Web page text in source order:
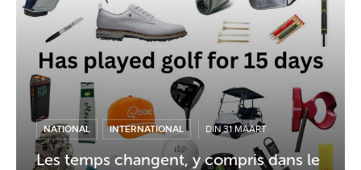
NATIONAL INTERNATIONAL DIN 31 MAART
Les temps changent, y compris dans le